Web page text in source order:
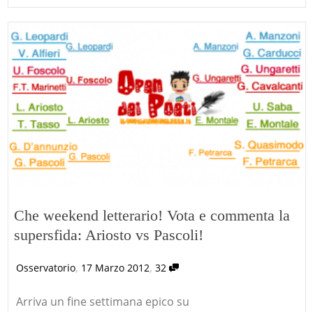
Che weekend letterario! Vota e commenta la
supersfida: Ariosto vs Pascoli!
Osservatorio, 17 Marzo 2012, 32
Arriva un fine settimana epico su